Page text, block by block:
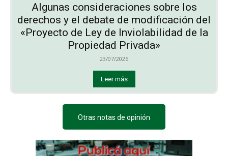
Algunas consideraciones sobre los
derechos y el debate de modificación del
«Proyecto de Ley de Inviolabilidad de la
Propiedad Privada»
23/07/2026
Leer más
Otras notas de opinión